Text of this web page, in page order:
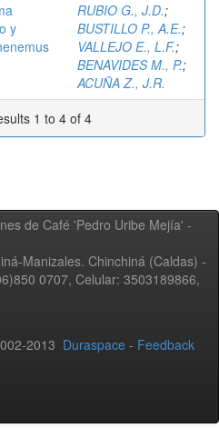
y
RUBIO G., J.D.;
BUSTILLO P., A.E.;
VALLEJO E., L.F.;
BENAVIDES M., P.;
ACUÑA Z., J.R.
1 to 4 of 4
de Café 'Pedro Uribe Mejía' -
Manizales. Chinchiná (Caldas) -
0707, Celular: 3503189866,
2013 Duraspace - Feedback